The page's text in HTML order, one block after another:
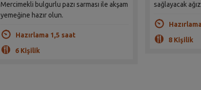
Mercimekli bulgurlu pazı sarması ile akşam
yemeğine hazır olun.
Hazırlama 1,5 saat
6 Kişilik
sağlayacak
8 Kişilik